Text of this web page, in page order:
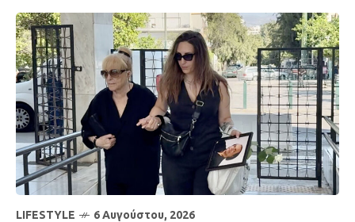
LIFESTYLE 6 Αυγούστου, 2026